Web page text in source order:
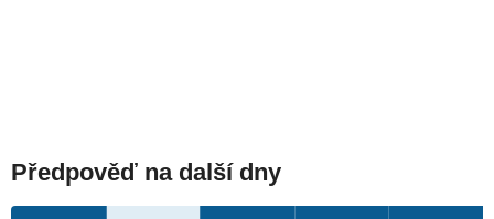
Předpověď na další dny